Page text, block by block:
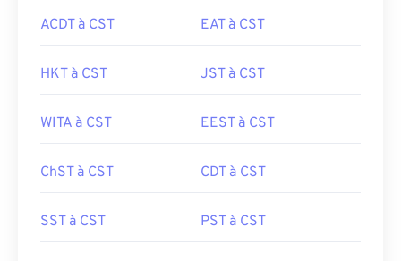
ACDT à CST EAT à CST
HKT à CST JST à CST
WITA à CST EEST à CST
ChST à CST CDT à CST
SST à CST PST à CST